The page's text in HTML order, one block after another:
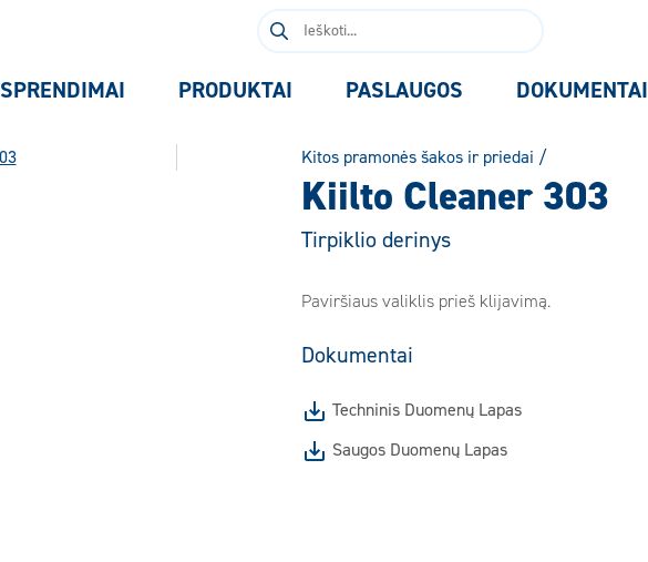
Ieškoti:
SPRENDIMAI PRODUKTAI PASLAUGOS DOKUMENTAI
Kitos pramonės šakos ir priedai /
Kiilto Cleaner 303
Tirpiklio derinys
Paviršiaus valiklis prieš klijavimą.
Dokumentai
Techninis Duomenų Lapas
Saugos Duomenų Lapas